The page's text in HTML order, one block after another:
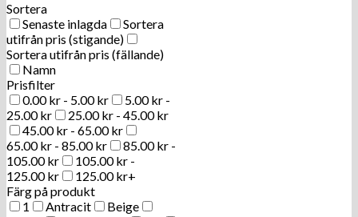
Sortera
Senaste inlagda
Sortera
utifrån pris (stigande)
Sortera utifrån pris (fällande)
Namn
Prisfilter
0.00kr - 5.00kr 5.00kr -
25.00kr 25.00kr - 45.00kr
45.00kr - 65.00kr
65.00kr - 85.00kr 85.00kr -
105.00kr 105.00kr -
125.00kr 125.00kr+
Färg på produkt
1
Antracit
Beige